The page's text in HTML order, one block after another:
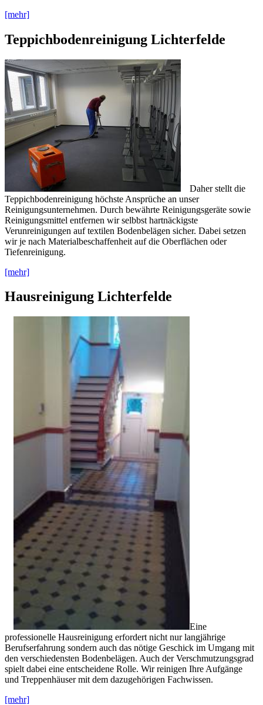
[mehr]
Teppichbodenreinigung Lichterfelde
Daher stellt die
Teppichbodenreinigung höchste Ansprüche an unser
Reinigungsunternehmen. Durch bewährte Reinigungsgeräte sowie
Reinigungsmittel entfernen wir selbbst hartnäckigste
Verunreinigungen auf textilen Bodenbelägen sicher. Dabei setzen
wir je nach Materialbeschaffenheit auf die Oberflächen oder
Tiefenreinigung.
[mehr]
Hausreinigung Lichterfelde
Eine
professionelle Hausreinigung erfordert nicht nur langjährige
Berufserfahrung sondern auch das nötige Geschick im Umgang mit
den verschiedensten Bodenbelägen. Auch der Verschmutzungsgrad
spielt dabei eine entscheidene Rolle. Wir reinigen Ihre Aufgänge
und Treppenhäuser mit dem dazugehörigen Fachwissen.
[mehr]